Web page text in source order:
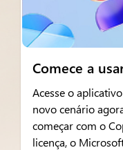
Comece a
Acesse o
novo cenário
começar com o
licença, o